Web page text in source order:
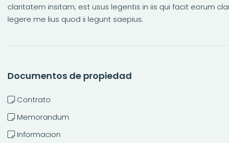
claritatem insitam; est usus legentis in iis qui facit eorum
legere me lius quod ii legunt saepius.
Documentos de propiedad
Contrato
Memorandum
Informacion